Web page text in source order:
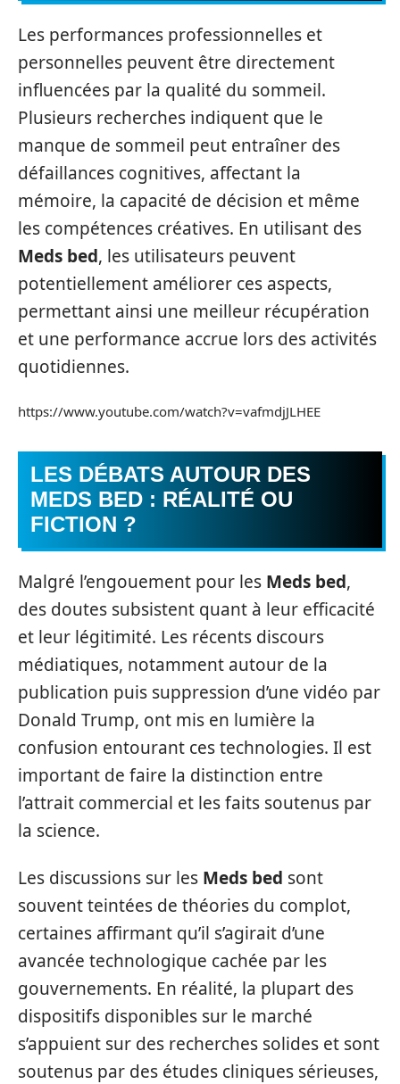
Les performances professionnelles et
personnelles peuvent être directement
influencées par la qualité du sommeil.
Plusieurs recherches indiquent que le
manque de sommeil peut entraîner des
défaillances cognitives, affectant la
mémoire, la capacité de décision et même
les compétences créatives. En utilisant des
Meds bed, les utilisateurs peuvent
potentiellement améliorer ces aspects,
permettant ainsi une meilleur récupération
et une performance accrue lors des activités
quotidiennes.
https://www.youtube.com/watch?v=vafmdjJLHEE
LES DÉBATS AUTOUR DES
MEDS BED : RÉALITÉ OU
FICTION ?
Malgré l’engouement pour les Meds bed,
des doutes subsistent quant à leur efficacité
et leur légitimité. Les récents discours
médiatiques, notamment autour de la
publication puis suppression d’une vidéo par
Donald Trump, ont mis en lumière la
confusion entourant ces technologies. Il est
important de faire la distinction entre
l’attrait commercial et les faits soutenus par
la science.
Les discussions sur les Meds bed sont
souvent teintées de théories du complot,
certaines affirmant qu’il s’agirait d’une
avancée technologique cachée par les
gouvernements. En réalité, la plupart des
dispositifs disponibles sur le marché
s’appuient sur des recherches solides et sont
soutenus par des études cliniques sérieuses,